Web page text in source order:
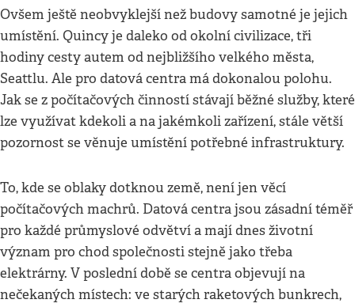
Ovšem ještě neobvyklejší než budovy samotné je jejich
umístění. Quincy je daleko od okolní civilizace, tři
hodiny cesty autem od nejbližšího velkého města,
Seattlu. Ale pro datová centra má dokonalou polohu.
Jak se z počítačových činností stávají běžné služby, které
lze využívat kdekoli a na jakémkoli zařízení, stále větší
pozornost se věnuje umístění potřebné infrastruktury.
To, kde se oblaky dotknou země, není jen věcí
počítačových machrů. Datová centra jsou zásadní téměř
pro každé průmyslové odvětví a mají dnes životní
význam pro chod společnosti stejně jako třeba
elektrárny. V poslední době se centra objevují na
nečekaných místech: ve starých raketových bunkrech,